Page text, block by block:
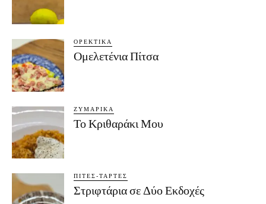
ΟΡΕΚΤΙΚΆ
Ομελετένια Πίτσα
ΖΥΜΑΡΙΚΆ
Το Κριθαράκι Μου
ΠΊΤΕΣ-ΤΆΡΤΕΣ
Στριφτάρια σε Δύο Εκδοχές